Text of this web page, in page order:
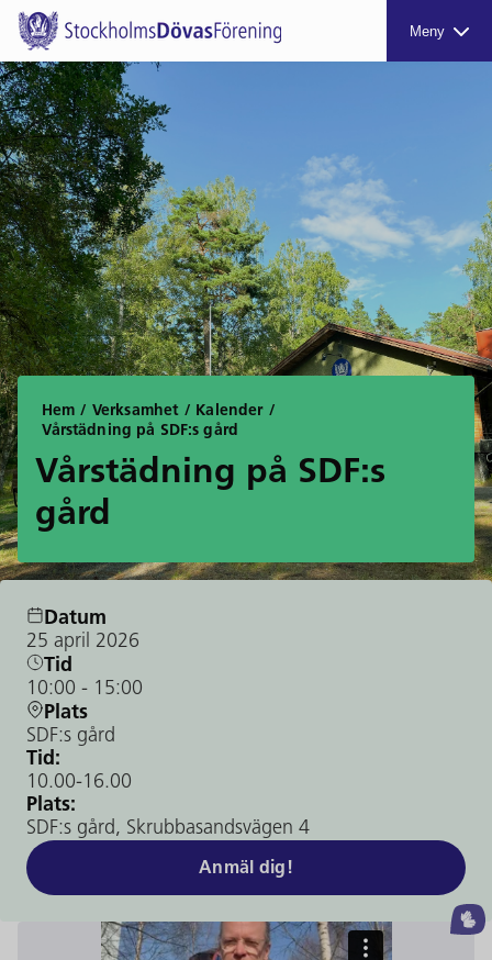
Meny
Hem / Verksamhet / Kalender /
Vårstädning på SDF:s gård
Vårstädning på SDF:s
gård
Datum
25 april 2026
Tid
10:00 - 15:00
Plats
SDF:s gård
Tid:
10.00-16.00
Plats:
SDF:s gård, Skrubbasandsvägen 4
Anmäl dig!